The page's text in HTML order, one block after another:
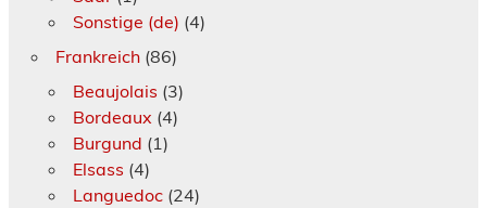
Sonstige (de) (4)
Frankreich(86)
Beaujolais (3)
Bordeaux (4)
Burgund (1)
Elsass (4)
Languedoc(24)